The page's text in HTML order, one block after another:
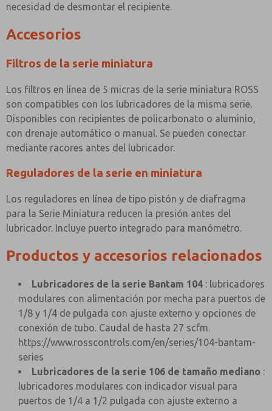
necesidad de desmontar el recipiente.
Accesorios
Filtros de la serie miniatura
Los filtros en línea de 5 micras de la serie miniatura ROSS
son compatibles con los lubricadores de la misma serie.
Disponibles con recipientes de policarbonato o aluminio,
con drenaje automático o manual. Se pueden conectar
mediante racores antes del lubricador.
Reguladores de la serie en miniatura
Los reguladores en línea de tipo pistón y de diafragma
para la Serie Miniatura reducen la presión antes del
lubricador. Incluye puerto integrado para manómetro.
Productos y accesorios relacionados
Lubricadores de la serie Bantam 104 : lubricadores
modulares con alimentación por mecha para puertos de
1/8 y 1/4 de pulgada con ajuste externo y opciones de
conexión de tubo. Caudal de hasta 27 scfm.
https://www.rosscontrols.com/en/series/104-bantam-
series
Lubricadores de la serie 106 de tamaño mediano :
lubricadores modulares con indicador visual para
puertos de 1/4 a 1/2 pulgada con ajuste externo a